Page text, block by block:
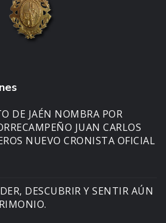
DE JAÉN NOMBRA POR
JUAN CARLOS
NUEVO CRONISTA OFICIAL
DESCUBRIR Y SENTIR AÚN